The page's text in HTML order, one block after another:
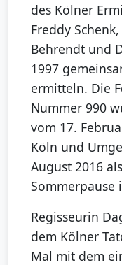
des Kölner
Freddy
Behrendt und
1997
ermitteln. Die
Nummer 990
vom 17.
Köln und
August 2016
Sommerpause
Regisseurin
dem Kölner
Mal mit dem